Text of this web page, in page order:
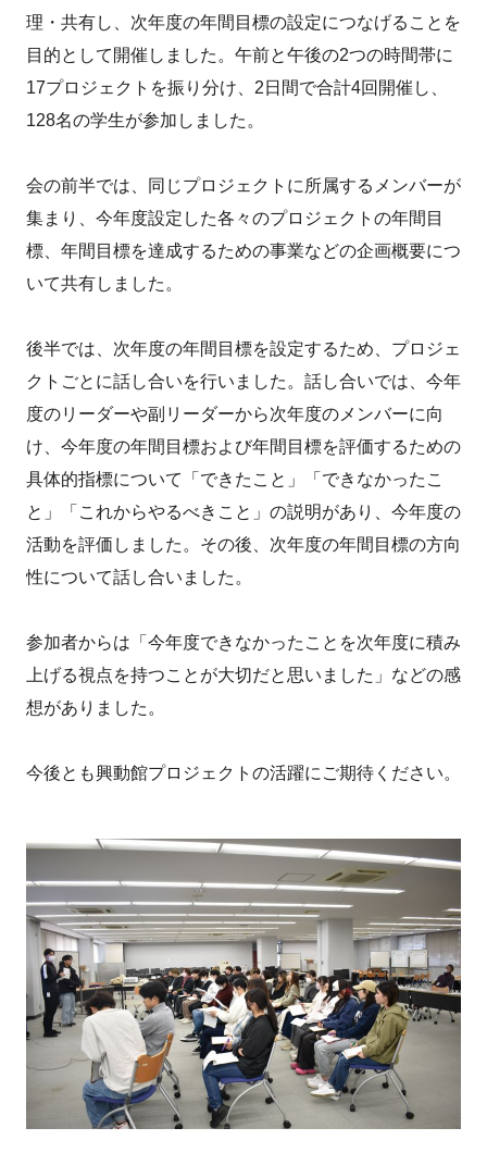
理・共有し、次年度の年間目標の設定につなげることを
目的として開催しました。午前と午後の2つの時間帯に
17プロジェクトを振り分け、2日間で合計4回開催し、
128名の学生が参加しました。
会の前半では、同じプロジェクトに所属するメンバーが
集まり、今年度設定した各々のプロジェクトの年間目
標、年間目標を達成するための事業などの企画概要につ
いて共有しました。
後半では、次年度の年間目標を設定するため、プロジェ
クトごとに話し合いを行いました。話し合いでは、今年
度のリーダーや副リーダーから次年度のメンバーに向
け、今年度の年間目標および年間目標を評価するための
具体的指標について「できたこと」「できなかったこ
と」「これからやるべきこと」の説明があり、今年度の
活動を評価しました。その後、次年度の年間目標の方向
性について話し合いました。
参加者からは「今年度できなかったことを次年度に積み
上げる視点を持つことが大切だと思いました」などの感
想がありました。
今後とも興動館プロジェクトの活躍にご期待ください。